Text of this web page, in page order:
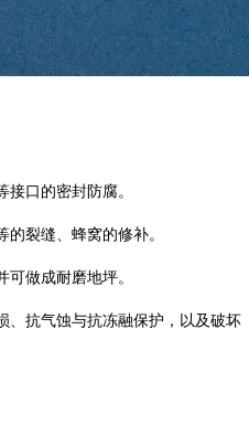
口的密封防腐。
裂缝、蜂窝的修补。
做成耐磨地坪。
、抗气蚀与抗冻融保护，以及破坏